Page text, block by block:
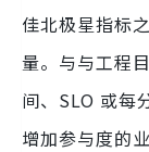
佳北极星指标
量。与与工程
间、SLO 或每
增加参与度的